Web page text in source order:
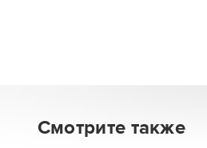
Смотрите также